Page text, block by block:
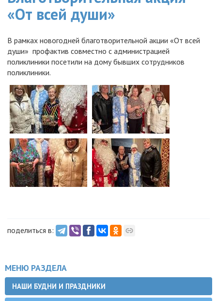
«От всей души»
В рамках новогодней благотворительной акции «От всей
души» профактив совместно с администрацией
поликлиники посетили на дому бывших сотрудников
поликлиники.
поделиться в:
МЕНЮ РАЗДЕЛА
НАШИ БУДНИ И ПРАЗДНИКИ